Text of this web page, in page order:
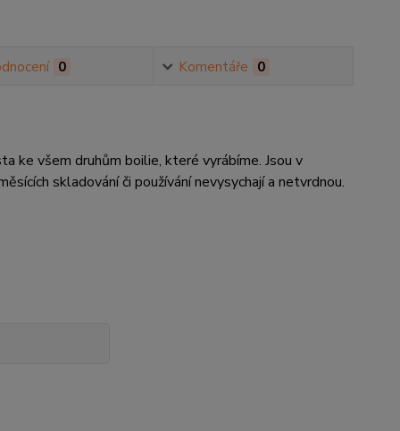
0 Komentáře 0
ke všem druhům boilie, které vyrábíme. Jsou v
skladování či používání nevysychají a netvrdnou.